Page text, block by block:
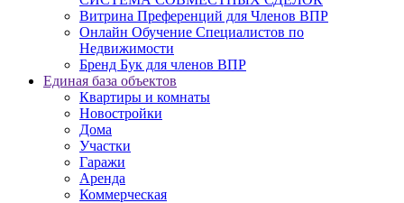
Витрина Преференций для Членов ВПР
Онлайн Обучение Специалистов по
Недвижимости
Бренд Бук для членов ВПР
Единая база объектов
Квартиры и комнаты
Новостройки
Дома
Участки
Гаражи
Аренда
Коммерческая